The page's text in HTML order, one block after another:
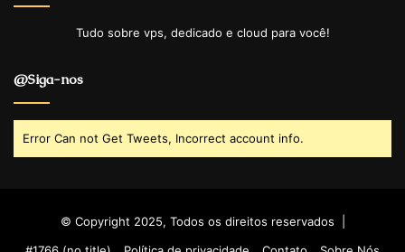
Tudo sobre vps, dedicado e cloud para você!
@Siga-nos
Error Can not Get Tweets, Incorrect account info.
© Copyright 2025, Todos os direitos reservados |